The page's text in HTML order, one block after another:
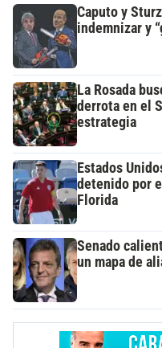
Caputo y
indemnizar y
La Rosada
derrota en el
estrategia
Estados
detenido por
Florida
Senado
un mapa de